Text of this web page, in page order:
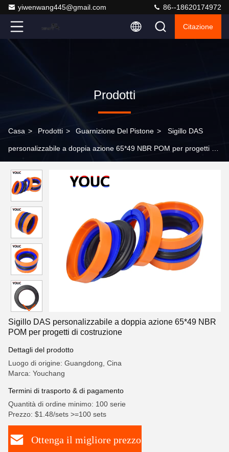
yiwenwang445@gmail.com 86--18620174972
Citazione
Prodotti
Casa > Prodotti > Guarnizione Del Pistone > Sigillo DAS
personalizzabile a doppia azione 65*49 NBR POM per progetti di
Sigillo DAS personalizzabile a doppia azione 65*49 NBR
POM per progetti di costruzione
Dettagli del prodotto
Luogo di origine: Guangdong, Cina
Marca: Youchang
Termini di trasporto & di pagamento
Quantità di ordine minimo: 100 serie
Prezzo: $1.48/sets >=100 sets
Ottenga il migliore prezzo